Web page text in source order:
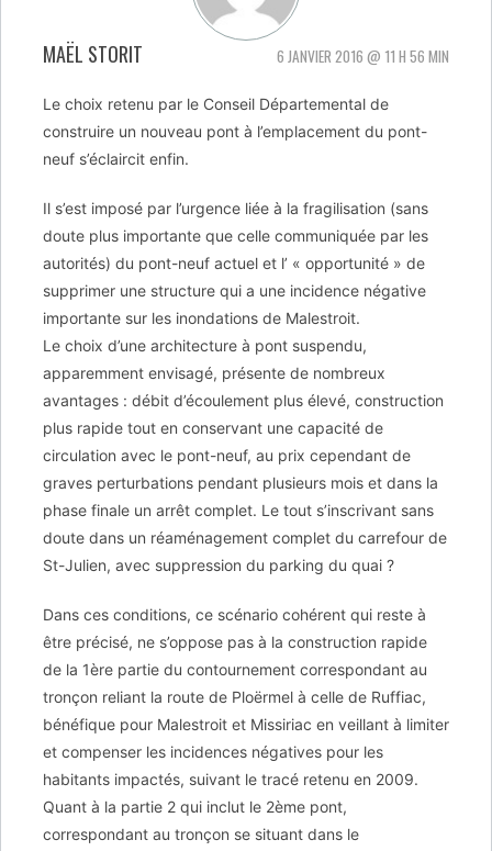
6 JANVIER 2016 @ 11 H 56 MIN
MAËL STORIT
Le choix retenu par le Conseil Départemental de
construire un nouveau pont à l’emplacement du pont-
neuf s’éclaircit enfin.
Il s’est imposé par l’urgence liée à la fragilisation (sans
doute plus importante que celle communiquée par les
autorités) du pont-neuf actuel et l’ « opportunité » de
supprimer une structure qui a une incidence négative
importante sur les inondations de Malestroit.
Le choix d’une architecture à pont suspendu,
apparemment envisagé, présente de nombreux
avantages : débit d’écoulement plus élevé, construction
plus rapide tout en conservant une capacité de
circulation avec le pont-neuf, au prix cependant de
graves perturbations pendant plusieurs mois et dans la
phase finale un arrêt complet. Le tout s’inscrivant sans
doute dans un réaménagement complet du carrefour de
St-Julien, avec suppression du parking du quai ?
Dans ces conditions, ce scénario cohérent qui reste à
être précisé, ne s’oppose pas à la construction rapide
de la 1ère partie du contournement correspondant au
tronçon reliant la route de Ploërmel à celle de Ruffiac,
bénéfique pour Malestroit et Missiriac en veillant à limiter
et compenser les incidences négatives pour les
habitants impactés, suivant le tracé retenu en 2009.
Quant à la partie 2 qui inclut le 2ème pont,
correspondant au tronçon se situant dans le